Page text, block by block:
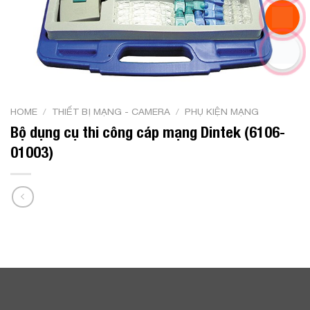
HOME / THIẾT BỊ MẠNG - CAMERA / PHỤ KIỆN MẠNG
Bộ dụng cụ thi công cáp mạng Dintek (6106-
01003)